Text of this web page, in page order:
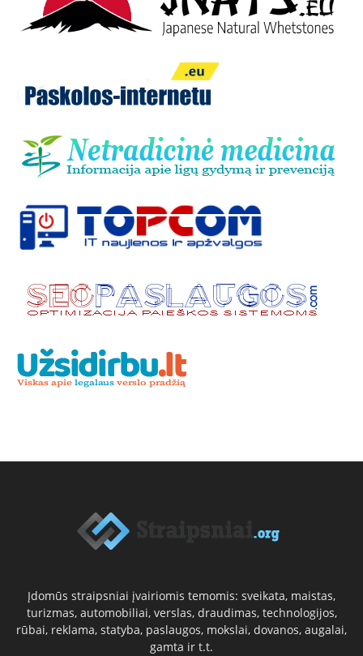
Įdomūs straipsniai įvairiomis temomis: sveikata, maistas,
turizmas, automobiliai, verslas, draudimas, technologijos,
rūbai, reklama, statyba, paslaugos, mokslai, dovanos, augalai,
gamta ir t.t.